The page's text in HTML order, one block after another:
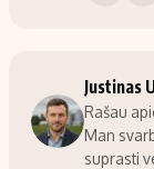
Justinas
Rašau
Man
suprasti